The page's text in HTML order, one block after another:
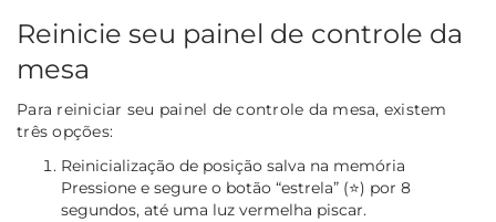
Reinicie seu painel de controle da
mesa
Para reiniciar seu painel de controle da mesa, existem
três opções:
Reinicialização de posição salva na memória
Pressione e segure o botão “estrela” (⭐) por 8
segundos, até uma luz vermelha piscar.